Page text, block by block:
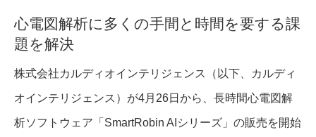
心電図解析に多くの手間と時間を要する課
題を解決
株式会社カルディオインテリジェンス（以下、カルディ
オインテリジェンス）が4月26日から、長時間心電図解
析ソフトウェア「SmartRobin AIシリーズ」の販売を開始